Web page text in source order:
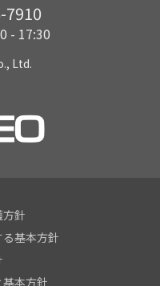
7910
- 17:30
Ltd.
針
基本方針
本方針